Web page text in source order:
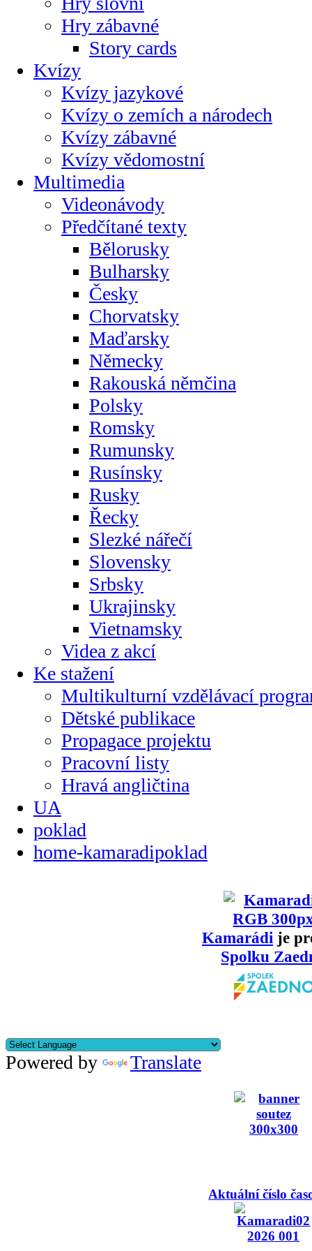
Hry zábavné
Story cards
Kvízy
Kvízy jazykové
Kvízy o zemích a národech
Kvízy zábavné
Kvízy vědomostní
Multimedia
Videonávody
Předčítané texty
Bělorusky
Bulharsky
Česky
Chorvatsky
Maďarsky
Německy
Rakouská němčina
Polsky
Romsky
Rumunsky
Rusínsky
Rusky
Řecky
Slezké nářečí
Slovensky
Srbsky
Ukrajinsky
Vietnamsky
Videa z akcí
Ke stažení
Multikulturní vzdělávací
Dětské publikace
Propagace projektu
Pracovní listy
Hravá angličtina
UA
poklad
home-kamaradipoklad
Kamarádi je
Spolku
Powered by Translate
Aktuální číslo